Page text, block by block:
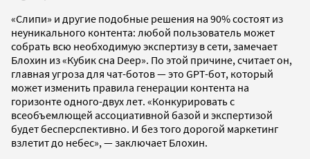
«Слипи» и другие подобные решения на 90% состоят из
неуникального контента: любой пользователь может
собрать всю необходимую экспертизу в сети, замечает
Блохин из «Кубик сна Deep». По этой причине, считает он,
главная угроза для чат-ботов — это GPT-бот, который
может изменить правила генерации контента на
горизонте одного-двух лет. «Конкурировать с
всеобъемлющей ассоциативной базой и экспертизой
будет бесперспективно. И без того дорогой маркетинг
взлетит до небес», — заключает Блохин.